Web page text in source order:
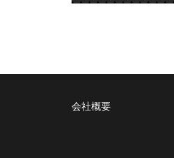
会社概要